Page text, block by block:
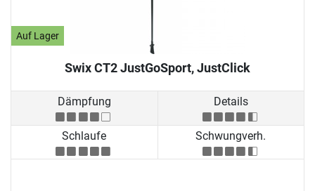
Auf Lager
Swix CT2 JustGoSport, JustClick
Dämpfung Details
Schlaufe Schwungverh.